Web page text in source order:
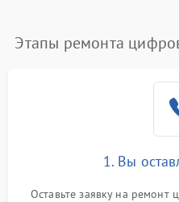
Этапы ремонта
1. Вы
Оставьте заявку на